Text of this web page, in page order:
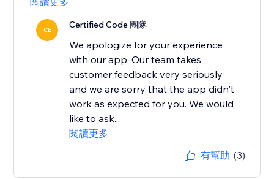
CE Certified Code 團隊
We apologize for your experience
with our app. Our team takes
customer feedback very seriously
and we are sorry that the app didn't
work as expected for you. We would
like to ask...
閱讀更多
有幫助 (3)